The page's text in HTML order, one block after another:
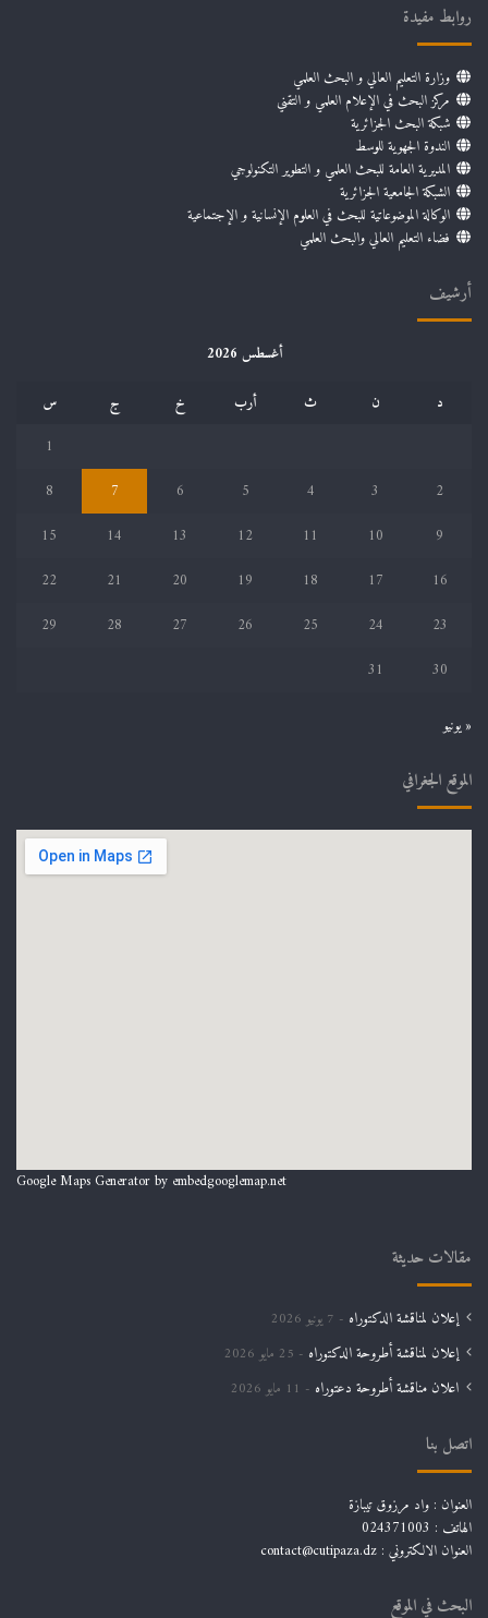
روابط مفيدة
وزارة التعليم العالي و البحث العلمي
مركز البحث في الإعلام العلمي و التقني
شبكة البحث الجزائرية
الندوة الجهوية للوسط
المديرية العامة للبحث العلمي و التطوير التكنولوجي
الشبكة الجامعية الجزائرية
الوكالة الموضوعاتية للبحث في العلوم الإنسانية و الإجتماعية
فضاء التعليم العالي والبحث العلمي
أرشيف
أغسطس 2026
د
ن ث أرب خ ج
س
1
2
3
4
5
6
7
8
9
10
11
12
13
14
15
16
17
18
19
20
21
22
23
24
25
26
27
28
29
30
31
« يونيو
الموقع الجغرافي
Google Maps Generator by embedgooglemap.net
مقالات حديثة
إعلان لمناقشة الدكتوراه 7 يونيو 2026
إعلان لمناقشة أطروحة الدكتوراه 25 مايو 2026
اعلان مناقشة أطروحة دعتوراه 11 مايو 2026
اتصل بنا
العنوان : واد مرزوق تيبازة
الهاتف : 024371003
العنوان الالكتروني : contact@cutipaza.dz
البحث في الموقع